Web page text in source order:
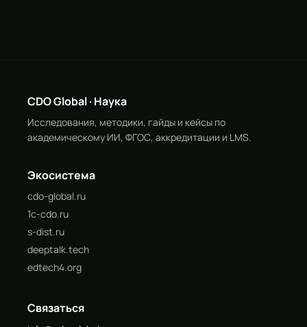
CDO Global · Наука
Исследования, методики, гайды и кейсы по
академическому ИИ, ФГОС, аккредитации и LMS.
Экосистема
cdo-global.ru
1c-cdo.ru
s-dist.ru
deeptalk.tech
edtech4.org
Связаться